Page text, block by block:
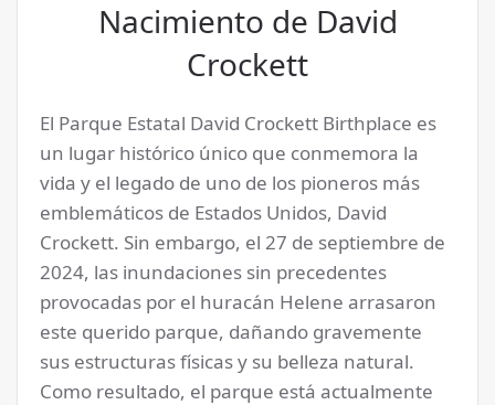
Nacimiento de David
Crockett
El Parque Estatal David Crockett Birthplace es
un lugar histórico único que conmemora la
vida y el legado de uno de los pioneros más
emblemáticos de Estados Unidos, David
Crockett. Sin embargo, el 27 de septiembre de
2024, las inundaciones sin precedentes
provocadas por el huracán Helene arrasaron
este querido parque, dañando gravemente
sus estructuras físicas y su belleza natural.
Como resultado, el parque está actualmente